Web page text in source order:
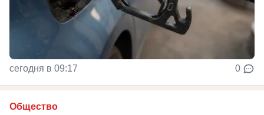
сегодня в 09:17 0
Общество